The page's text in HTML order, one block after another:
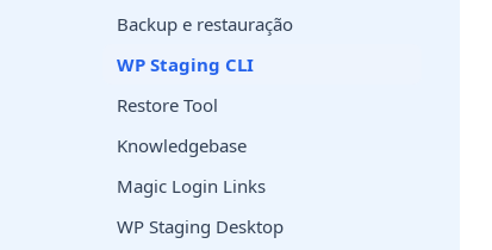
Backup e restauração
WP Staging CLI
Restore Tool
Knowledgebase
Magic Login Links
WP Staging Desktop